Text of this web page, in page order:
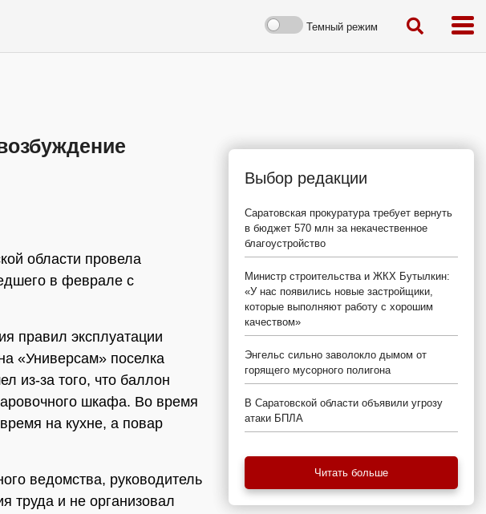
Темный режим
области провела
в феврале с
правил эксплуатации
«Универсам» поселка
из-за того, что баллон
шкафа. Во время
на кухне, а повар
ведомства, руководитель
труда и не организовал
Выбор редакции
Саратовская прокуратура требует вернуть
в бюджет 570 млн за некачественное
благоустройство
Министр строительства и ЖКХ Бутылкин:
«У нас появились новые застройщики,
которые выполняют работу с хорошим
качеством»
Энгельс сильно заволокло дымом от
горящего мусорного полигона
В Саратовской области объявили угрозу
атаки БПЛА
Читать больше